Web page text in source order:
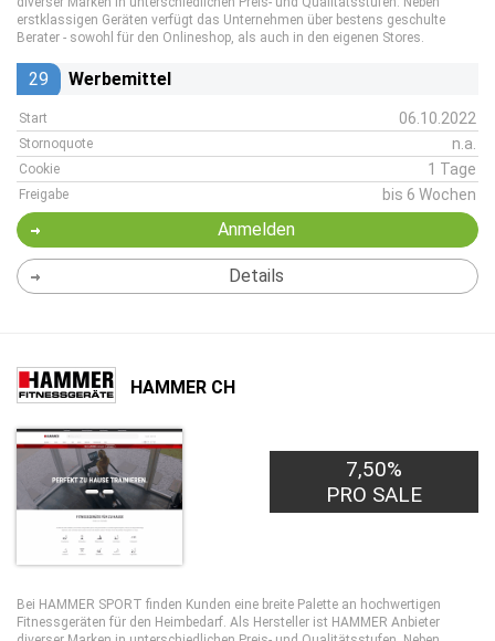
erstklassigen Geräten verfügt das Unternehmen über bestens geschulte
Berater - sowohl für den Onlineshop, als auch in den eigenen Stores.
29 Werbemittel
Start 06.10.2022
Stornoquote n.a.
Cookie 1 Tage
Freigabe bis 6 Wochen
Anmelden
Details
HAMMER CH
7,50%
PRO SALE
Bei HAMMER SPORT finden Kunden eine breite Palette an hochwertigen
Fitnessgeräten für den Heimbedarf. Als Hersteller ist HAMMER Anbieter